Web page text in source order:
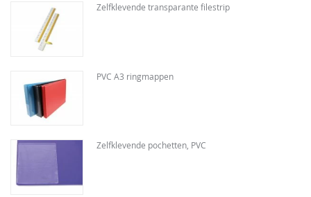
Zelfklevende transparante filestrip
PVC A3 ringmappen
Zelfklevende pochetten, PVC